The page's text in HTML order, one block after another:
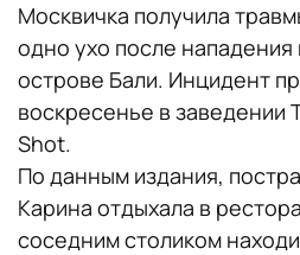
Москвичка получила
одно ухо после нападения
острове Бали. Инцидент
воскресенье в заведении
Shot.
По данным издания,
Карина отдыхала в
соседним столиком